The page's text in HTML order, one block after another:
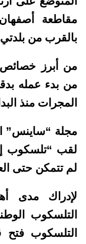
بالقرب من
من أبرز خصائص
من بدء عمله
المجرات منذ
مجلة “ساينس”
لقب “تلسكوب
لم تتمكن حتى
لإدراك مدى
التلسكوب